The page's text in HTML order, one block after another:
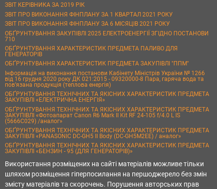
ЗВІТ КЕРІВНИКА ЗА 2019 РІК
ЗВІТ ПРО ВИКОНАННЯ ФІНПЛАНУ ЗА 1 КВАРТАЛ 2021 РОКУ
ЗВІТ ПРО ВИКОНАННЯ ФІНПЛАНУ ЗА 6 МІСЯЦІВ 2021 РОКУ
ОБҐРУНТУВАННЯ ЗАКУПІВЛІ 2025 ЕЛЕКТРОЕНЕРГІЇ ЗГІДНО ПОСТАНОВИ
710
ОБҐРУНТУВАННЯ ХАРАКТЕРИСТИК ПРЕДМЕТА ПАЛИВО ДЛЯ
ГЕНЕРАТОРІВ
ОБҐРУНТУВАННЯ ХАРАКТЕРИСТИК ПРЕДМЕТА ЗАКУПІВЛІ "ППМ"
Інформація на виконання постанови Кабінету Міністрів України № 1266
від 16 грудня 2020 року ДК 021:2015 - 09320000-8 Пара, гаряча вода та
пов’язана продукція (теплова енергія)
ОБҐРУНТУВАННЯ ТЕХНІЧНИХ ТА ЯКІСНИХ ХАРАКТЕРИСТИК ПРЕДМЕТА
ЗАКУПІВЛІ «ЕЛЕКТРИЧНА ЕНЕРГІЯ»
ОБҐРУНТУВАННЯ ТЕХНІЧНИХ ТА ЯКІСНИХ ХАРАКТЕРИСТИК ПРЕДМЕТА
ЗАКУПІВЛІ «Фотоапарат Canon R6 Mark II Kit RF 24-105 f/4.0 L IS
(5666C029) /аналог»
ОБҐРУНТУВАННЯ ТЕХНІЧНИХ ТА ЯКІСНИХ ХАРАКТЕРИСТИК ПРЕДМЕТА
ЗАКУПІВЛІ «PANASONIC DC-GH5 II Body (DC-GH5M2EE) / аналог»
ОБҐРУНТУВАННЯ ТЕХНІЧНИХ ТА ЯКІСНИХ ХАРАКТЕРИСТИК ПРЕДМЕТА
ЗАКУПІВЛІ «БЕНЗИН - 95 (ДЛЯ ГЕНЕРАТОРІВ)»
Використання розміщених на сайті матеріалів можливе тільки
шляхом розміщення гіперпосилання на першоджерело без змін
змісту матеріалів та скорочень. Порушення авторських прав